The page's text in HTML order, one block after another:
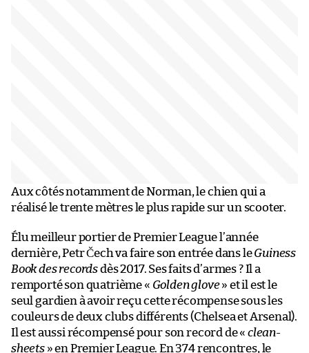
Aux côtés notamment de Norman, le chien qui a
réalisé le trente mètres le plus rapide sur un scooter.
Élu meilleur portier de Premier League l’année
dernière, Petr Čech va faire son entrée dans leGuiness
Book des recordsdès 2017. Ses faits d’armes ? Il a
remporté son quatrième « Golden glove» et il est le
seul gardien à avoir reçu cette récompense sous les
couleurs de deux clubs différents (Chelsea et Arsenal).
Il est aussi récompensé pour son record de « clean-
sheets» en Premier League. En 374 rencontres, le